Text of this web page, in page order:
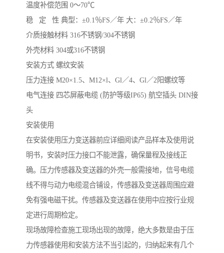
温度补偿范围 0～70℃
稳 定 性 典型：±0.1％FS／年 大：±0.2％FS／年
介质接触材料 316不锈钢/304不锈钢
外壳材料 304或316不锈钢
安装方式 螺纹安装
压力连接 M20×1.5、M12×l、Gl／4、Gl／2阳螺纹等
电气连接 四芯屏蔽电缆 (防护等级IP65) 航空插头 DIN接
头
安装使用
在安装使用压力变送器前应详细阅读产品样本及使用说
明书，安装时压力接口不能泄露，确保量程及接线正
确。压力传感器及变送器的外壳一般需接地，信号电缆
线不得与动力电缆混合铺设，传感器及变送器周围应避
免有强电磁干扰。传感器及变送器在使用中应按行业规
定进行周期检定。
现场故障检查施工现场出现的故障，绝大多数是由于压
力传感器使用和安装方法不当引起的，归纳起来有几个